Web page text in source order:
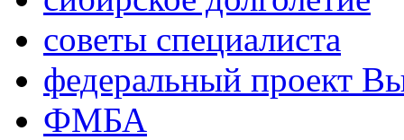
советы специалиста
федеральный проект
ФМБА